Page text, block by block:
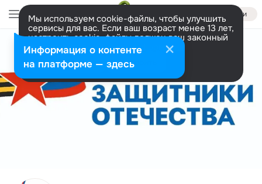
Войти
Мы используем cookie-файлы, чтобы улучшить
сервисы для вас. Если ваш возраст менее 13 лет,
настроить cookie-файлы должен ваш законный
представитель. Больше информации
Разрешить все Настроить
Информация о контенте
на платформе — здесь